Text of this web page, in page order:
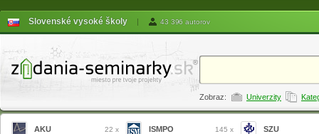
Slovenské vysoké školy | 43 396 autorov
Zobraz: Univerzity
AKU 22 x ISMPO 145 x
SZU